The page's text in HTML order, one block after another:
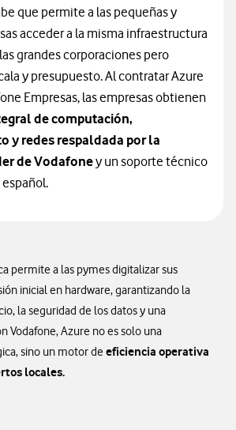
que permite a las pequeñas y
acceder a la misma infraestructura
grandes corporaciones pero
y presupuesto. Al contratar Azure
Empresas, las empresas obtienen
de computación,
y redes respaldada por la
de Vodafoney un soporte técnico
permite a las pymes digitalizar sus
inicial en hardware, garantizando la
la seguridad de los datos y una
Vodafone, Azure no es solo una
sino un motor de eficiencia operativa
locales.​